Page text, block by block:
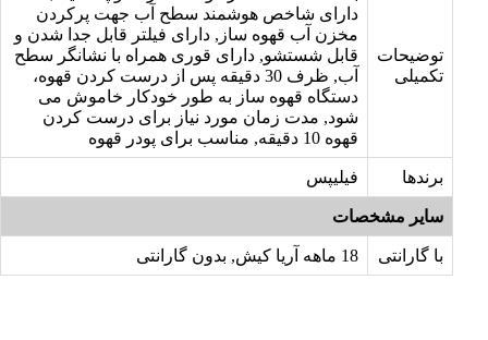
توضیحات
تکمیلی
دارای شاخص هوشمند سطح آب جهت پرکردن
مخزن آب قهوه ساز, دارای فیلتر قابل جدا شدن و
قابل شستشو, دارای قوری همراه با نشانگر سطح
آب, ظرف 30 دقیقه پس از درست کردن قهوه،
دستگاه قهوه ساز به طور خودکار خاموش می
شود, مدت زمان مورد نیاز برای درست کردن
قهوه 10 دقیقه, مناسب برای پودر قهوه
برندها فیلیپس
سایر مشخصات
با گارانتی